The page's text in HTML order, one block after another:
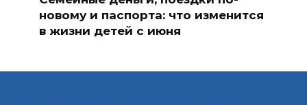
новому и паспорта: что изменится
в жизни детей с июня